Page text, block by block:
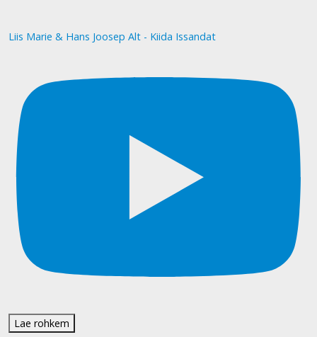
Liis Marie & Hans Joosep Alt - Kiida Issandat
Lae rohkem